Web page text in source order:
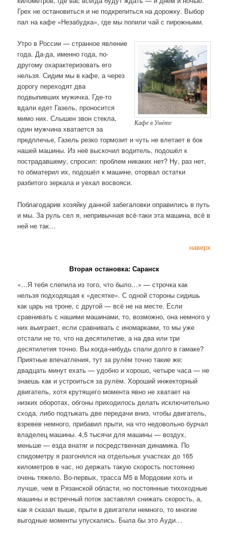
Грех не остановиться и не подкрепиться на дорожку. Выбор
пал на кафе «Незабудка», где мы попили чай с пирожными.
Кафе в Умёте
Утро в России — странное явление
года. Да-да, именно года, по-
другому охарактеризовать его
нельзя. Сидим мы в кафе, а через
дорогу переходят два
подвыпивших мужичка. Где-то
вдали едет Газель, проносится
мимо них. Слышен звон стекла,
один мужчина хватается за
предплечье, Газель резко тормозит и чуть не влетает в бок
нашей машины. Из неё выскочил водитель, подошёл к
пострадавшему, спросил: проблем никаких нет? Ну, раз нет,
то обматерил их, подошёл к машине, оторвал остатки
разбитого зеркала и уехал восвояси.
Поблагодарив хозяйку данной забегаловки оправились в путь
и мы. За руль сел я, непривычная всё-таки эта машина, всё в
ней не так…
наверх
Вторая остановка: Саранск
«…Я тебя слепила из того, что было…» — строчка как
нельзя подходящая к «десятке». С одной стороны сидишь
как царь на троне, с другой — всё не на месте. Если
сравнивать с нашими машинами, то, возможно, она немного у
них выиграет, если сравнивать с иномарками, то мы уже
отстали не то, что на десятилетие, а на два или три
десятилетия точно. Вы когда-нибудь спали долго в гамаке?
Приятные впечатления, тут за рулём точно такие же:
двадцать минут ехать — удобно и хорошо, четыре часа — не
знаешь как и устроиться за рулём. Хороший инжекторный
двигатель, хотя крутящего момента явно не хватает на
низких оборотах, обгоны приходилось делать исключительно
схода, либо подтыкать две передачи вниз, чтобы двигатель,
взревев немного, прибавил прыти, на что недовольно бурчал
владелец машины. 4,5 тысячи для машины — воздух,
меньше — езда внатяг и посредственная динамика. По
спидометру я разгонялся на отдельных участках до 165
километров в час, но держать такую скорость постоянно
очень тяжело. Во-первых, трасса М5 в Мордовии хоть и
лучше, чем в Рязанской области, но постоянные тихоходные
машины и встречный поток заставлял снижать скорость, а,
как я сказал выше, прыти в двигатели немного, то многие
выгодные моменты упускались. Была бы это Ауди…